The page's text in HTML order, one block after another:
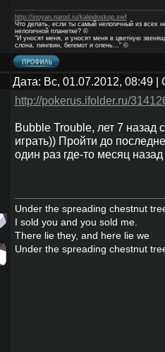
http://inoyan.narod.ru/kaleidoskop.swf
Что делать, если ты самый нелогичный из всех
нелогичной планетке? ©
"И уносят меня, и уносят меня в цветную
слона, пингвин, бегемот и олень..." ©
Дата: Вс, 01.07.2012, 08:49
http://pokerus.ifolder.ru/
Bubble Trouble, лет 7 назад
играть)) Пройти до
один раз где-то месяц назад
Under the spreading chestnut
I sold you and you sold me.
There lie they, and here lie we
Under the spreading chestnut